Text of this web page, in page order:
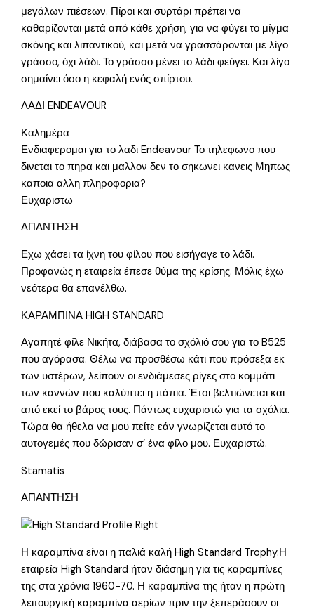
μεγάλων πιέσεων. Πίροι και συρτάρι πρέπει να
καθαρίζονται μετά από κάθε χρήση, για να φύγει το μίγμα
σκόνης και λιπαντικού, και μετά να γρασσάρονται με λίγο
γράσσο, όχι λάδι. Το γράσσο μένει το λάδι φεύγει. Και λίγο
σημαίνει όσο η κεφαλή ενός σπίρτου.
ΛΑΔΙ ENDEAVOUR
Καλημέρα
Ενδιαφερομαι για το λαδι Endeavour Το τηλεφωνο που
δινεται το πηρα και μαλλον δεν το σηκωνει κανεις Μηπως
καποια αλλη πληροφορια?
Ευχαριστω
ΑΠΑΝΤΗΣΗ
Εχω χάσει τα ίχνη του φίλου που εισήγαγε το λάδι.
Προφανώς η εταιρεία έπεσε θύμα της κρίσης. Μόλις έχω
νεότερα θα επανέλθω.
ΚΑΡΑΜΠΙΝΑ HIGH STANDARD
Αγαπητέ φίλε Νικήτα, διάβασα το σχόλιό σου για το B525
που αγόρασα. Θέλω να προσθέσω κάτι που πρόσεξα εκ
των υστέρων, λείπουν οι ενδιάμεσες ρίγες στο κομμάτι
των καννών που καλύπτει η πάπια. Έτσι βελτιώνεται και
από εκεί το βάρος τους. Πάντως ευχαριστώ για τα σχόλια.
Τώρα θα ήθελα να μου πείτε εάν γνωρίζεται αυτό το
αυτογεμές που δώρισαν σ’ ένα φίλο μου. Ευχαριστώ.
Stamatis
ΑΠΑΝΤΗΣΗ
Η καραμπίνα είναι η παλιά καλή High Standard Trophy.Η
εταιρεία High Standard ήταν διάσημη για τις καραμπίνες
της στα χρόνια 1960-70. Η καραμπίνα της ήταν η πρώτη
λειτουργική καραμπίνα αερίων πριν την ξεπεράσουν οι